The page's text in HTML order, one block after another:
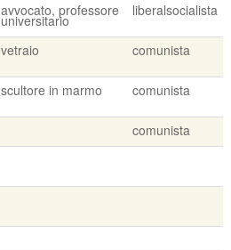
avvocato, professore
universitario
liberalsocialista
vetraio comunista
scultore in marmo comunista
comunista